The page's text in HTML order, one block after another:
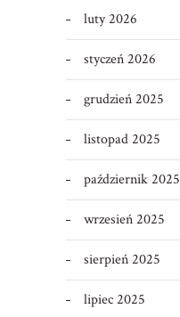
luty 2026
styczeń 2026
grudzień 2025
listopad 2025
październik 2025
wrzesień 2025
sierpień 2025
lipiec 2025